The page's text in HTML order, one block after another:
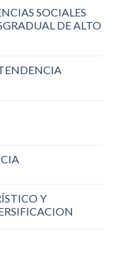
SOCIALES
DE ALTO
Y